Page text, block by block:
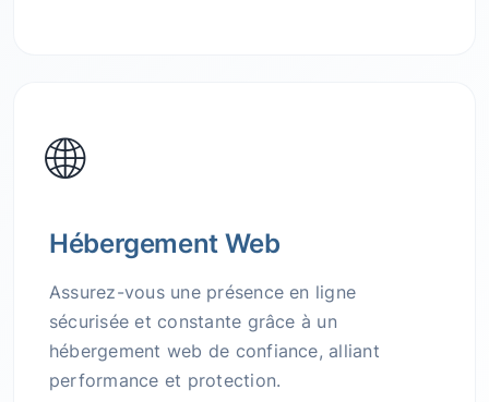
🌐
Hébergement Web
Assurez-vous une présence en ligne
sécurisée et constante grâce à un
hébergement web de confiance, alliant
performance et protection.